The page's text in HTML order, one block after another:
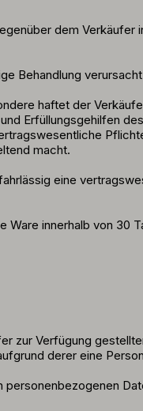
dem Verkäufer
Behandlung
haftet der
Erfüllungsgehilfen
macht.
eine
innerhalb von 30
zur Verfügung
derer eine